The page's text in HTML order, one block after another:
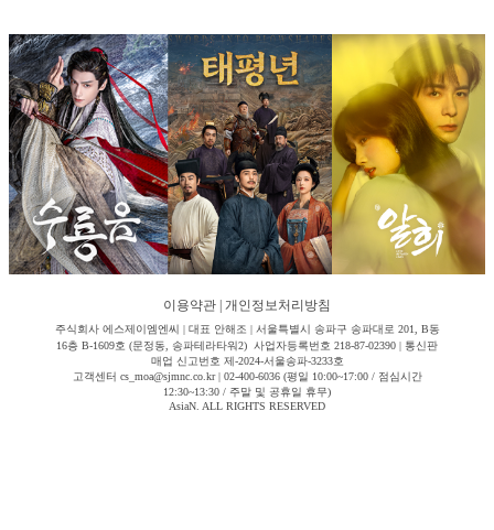
이용약관 개인정보처리방침
주식회사 에스제이엠엔씨 | 대표 안해조 | 서울특별시 송파구 송파대로 201, B동
16층 B-1609호 (문정동, 송파테라타워2) 사업자등록번호 218-87-02390 | 통신판
매업 신고번호 제-2024-서울송파-3233호
고객센터 cs_moa@sjmnc.co.kr | 02-400-6036 (평일 10:00~17:00 / 점심시간
12:30~13:30 / 주말 및 공휴일 휴무)
AsiaN. ALL RIGHTS RESERVED